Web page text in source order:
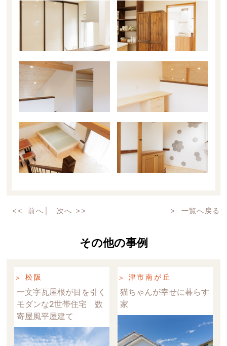
前へ 次へ 一覧へ戻る
その他の事例
松阪
一文字瓦屋根が目を引く
モダンな2世帯住宅 数
寄屋風平屋建て
津市南が丘
猫ちゃんが幸せに暮らす
家